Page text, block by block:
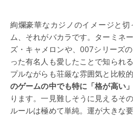
絢爛豪華なカジノのイメージと
ム、それがバカラです。ターミネ
ズ・キャメロンや、007シリーズ
った有名人も愛したことで知られ
プルながらも荘厳な雰囲気と比較
のゲームの中でも特に「格が高い」
ります。一見難しそうに見えるそ
ルールは極めて単純。運が大きな